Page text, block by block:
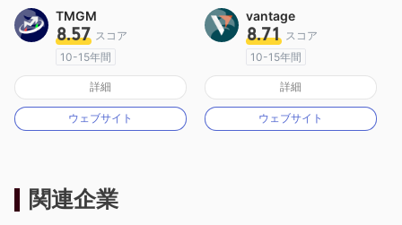
TMGM
8.57 スコア
10-15年間
オーストラリア規制
マーケットメイキングライセンス（MM）
MT4フルライセンス
詳細
ウェブサイト
vantage
8.71 スコア
10-15年間
オーストラリア規制
マーケットメイキングライセンス（MM）
MT4フルライセンス
詳細
ウェブサイト
関連企業